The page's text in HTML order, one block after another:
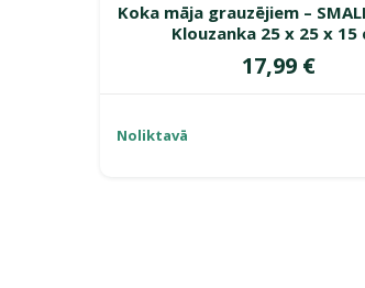
Koka māja grauzējiem –
Klouzanka 25 x 25 x 15
Cena
17,99 €
Noliktavā